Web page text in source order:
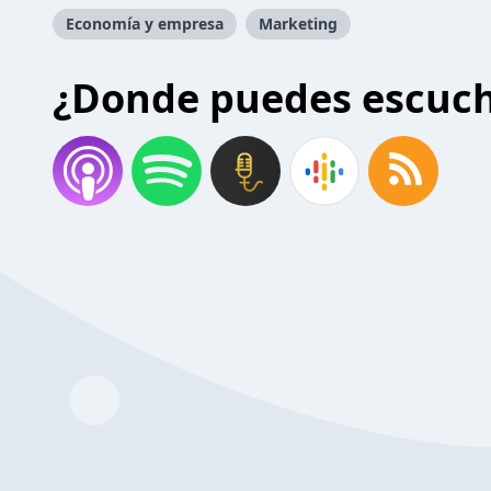
Economía y empresa Marketing
¿Donde puedes